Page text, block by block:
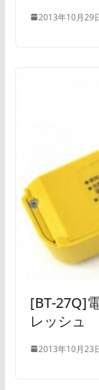
2013年10月29
[BT-27Q]
レッシュ
2013年10月23